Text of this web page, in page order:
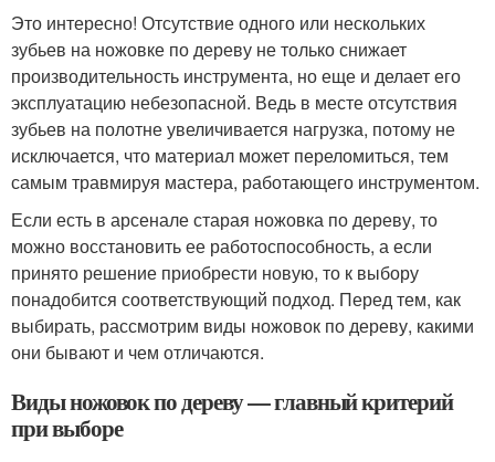
Это интересно! Отсутствие одного или нескольких
зубьев на ножовке по дереву не только снижает
производительность инструмента, но еще и делает его
эксплуатацию небезопасной. Ведь в месте отсутствия
зубьев на полотне увеличивается нагрузка, потому не
исключается, что материал может переломиться, тем
самым травмируя мастера, работающего инструментом.
Если есть в арсенале старая ножовка по дереву, то
можно восстановить ее работоспособность, а если
принято решение приобрести новую, то к выбору
понадобится соответствующий подход. Перед тем, как
выбирать, рассмотрим виды ножовок по дереву, какими
они бывают и чем отличаются.
Виды ножовок по дереву — главный критерий
при выборе